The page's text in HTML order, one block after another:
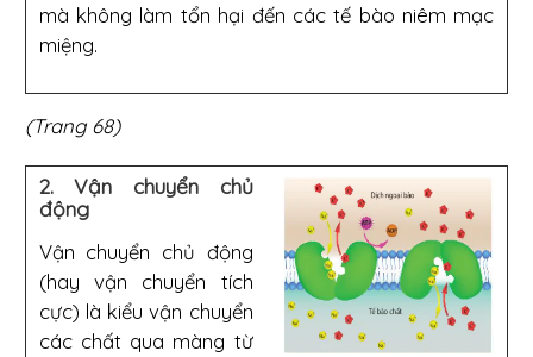
mà không làm tổn hại đến các tế bào niêm mạc
miệng.
(Trang 68)
2. Vận chuyển chủ
động
Vận chuyển chủ động
(hay vận chuyển tích
cực) là kiểu vận chuyển
các chất qua màng từ